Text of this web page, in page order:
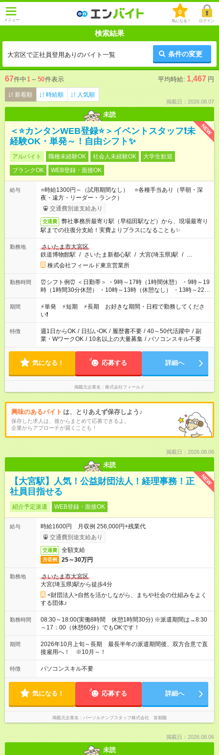
メニュー
0
気になる！ ログイン
検索結果
大宮区で正社員登用ありのバイト一覧 条件の変更
67件中1 ～ 50件表示 平均時給: 1,467 円
新着順 時給順 人気順
掲載日：2026.08.07
未読
NEW
＜⭐カンタンWEB登録⭐＞イベントスタッフ❗未
経験OK・単発～！自由シフト✨
アルバイト 職種未経験OK 社会人未経験OK
大学生歓迎
ブランクOK
WEB登録・面接OK
給与
⭐時給1300円～（試用期間なし） ⭐各種手当あり（早朝・深
夜・遠方・リーダー・ランク）
交通費別途支給あり
交通費
弊社事務所最寄り駅（早稲田駅など）から、現場最寄り
駅までの往復分支給！実費よりプラスになることも✨
勤務地
さいたま市大宮区
鉄道博物館駅 / さいたま新都心駅 / 大宮(埼玉県)駅 / …
株式会社フィールド東京営業所
勤務時間
⏰シフト例⏰ ＜日勤帯＞ ・9時～17時（1時間休憩） ・9時～19
時（1時間30分休憩） ・10時～13時（休憩なし） ・13時～22時
（1時間休憩） ＜夜勤帯＞ ・22時～午前2時（休憩なし） ・23
時～午前7時（1時間休憩） ・午前0時～6時（休憩なし） ※案件
や日程により変動があります。 ※なるべく希望シフトに合うよ
う調整しております。
期間
⚡単発 ⚡短期 ⚡長期 お好きな期間・日程で勤務してくださ
い❗
特徴 週1日からOK / 日払いOK / 履歴書不要 / 40～50代活躍中 / 副
業・WワークOK / 10名以上の大量募集 / パソコンスキル不要
気になる！ 応募する 詳細へ
掲載元企業名 株式会社フィールド
興味のあるバイト は、とりあえず保存しよう♪
保存した求人は、後からまとめて応募できるよ。
企業からアプローチが届くことも！
掲載日：2026.08.06
未読
NEW
【大宮駅】人気！公益財団法人！経理事務！正
社員目指せる
紹介予定派遣 WEB登録・面接OK
給与
時給1600円 月収例 256,000円+残業代
交通費別途支給あり
交通費 全額支給
月収例 25～30万円
勤務地
さいたま市大宮区
大宮(埼玉県)駅から徒歩4分
<財団法人>自然を活かしながら、まちや社会の仕組みをよく
する団体♪
勤務時間
08:30～18:00(実働8時間 休憩1時間30分) ※派遣期間は→8:30
～17：00（休憩60分）でもOKです！
期間
2026年10月上旬～長期 最長半年の派遣期間後、双方合意で直
接雇用へ！ ※10月～！
特徴 パソコンスキル不要
気になる！ 応募する 詳細へ
掲載元企業名 パーソルテンプスタッフ株式会社 首都圏
掲載日：2026.08.06
未読